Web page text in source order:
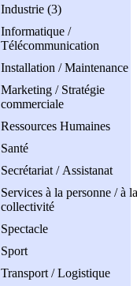
Industrie (3)
Informatique /
Télécommunication
Installation / Maintenance
Marketing / Stratégie
commerciale
Ressources Humaines
Santé
Secrétariat / Assistanat
Services à la personne / à la
collectivité
Spectacle
Sport
Transport / Logistique